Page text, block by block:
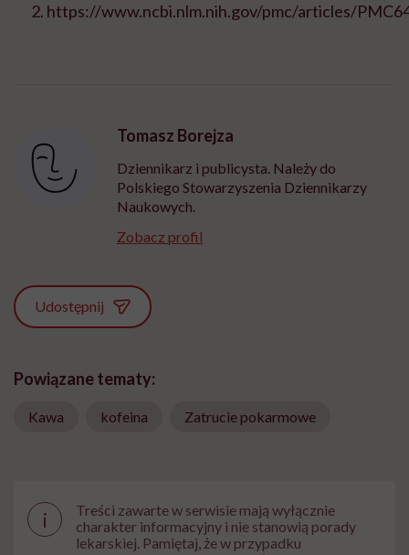
https://www.ncbi.nlm.nih.gov/pmc/articles/
Tomasz Borejza
Dziennikarz i publicysta. Należy do
Polskiego Stowarzyszenia Dziennikarzy
Naukowych.
Zobacz profil
Udostępnij
Powiązane tematy:
Kawa kofeina Zatrucie pokarmowe
i
Treści zawarte w serwisie mają wyłącznie
charakter informacyjny i nie stanowią porady
lekarskiej. Pamiętaj, że w przypadku